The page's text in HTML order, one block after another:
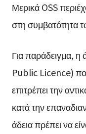
Μερικά OSS
στη συμβατότητα
Για παράδειγμα,
Public Licence)
επιτρέπει την
κατά την
άδεια πρέπει να